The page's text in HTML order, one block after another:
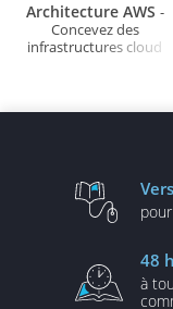
Architecture AWS -
Concevez des
infrastructures cloud
48
à